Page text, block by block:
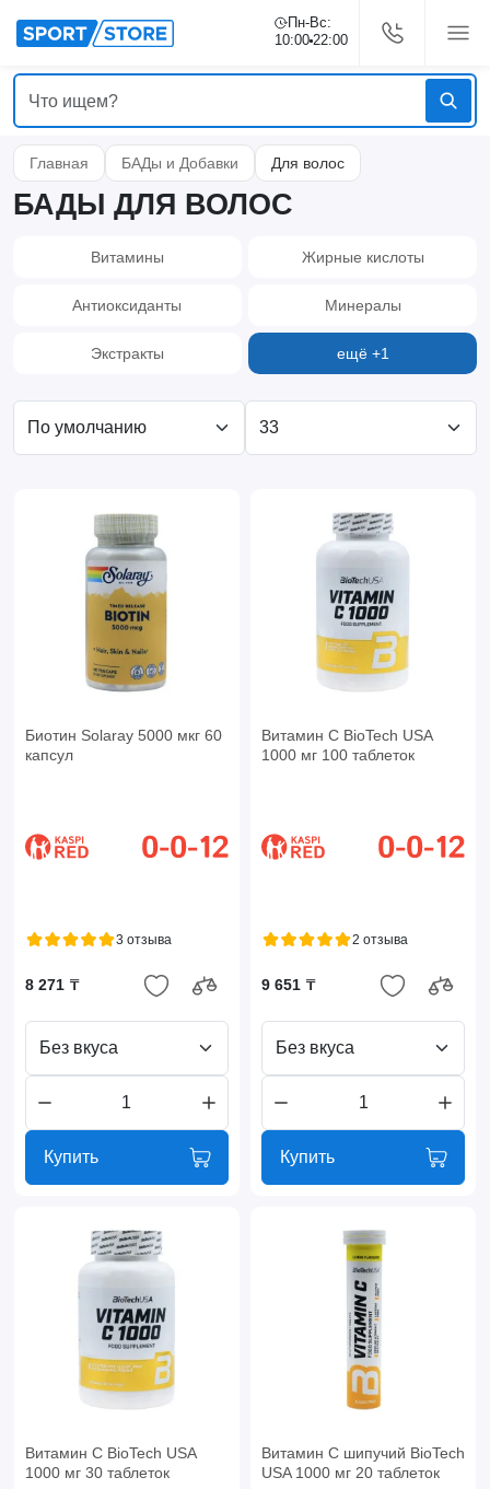
Пн-Вс:
10:00 22:00
Главная БАДы и Добавки Для волос
БАДЫ ДЛЯ ВОЛОС
Витамины Жирные кислоты
Антиоксиданты Минералы
Экстракты ещё +1
Биотин Solaray 5000 мкг 60
капсул
3 отзыва
8 271 ₸
Без вкуса
Купить
Витамин C BioTech USA
1000 мг 100 таблеток
2 отзыва
9 651 ₸
Без вкуса
Купить
Витамин C BioTech USA
1000 мг 30 таблеток
Витамин C шипучий BioTech
USA 1000 мг 20 таблеток